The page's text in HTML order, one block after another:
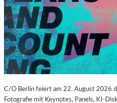
C/O Berlin feiert am 22. August 2026
Fotografie mit Keynotes, Panels, KI-